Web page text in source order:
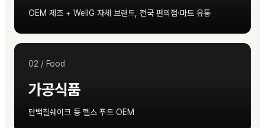
OEM 제조 + WellG 자체 브랜드, 전국 편의점·마트 유통
02 / Food
가공식품
단백질쉐이크 등 헬스 푸드 OEM